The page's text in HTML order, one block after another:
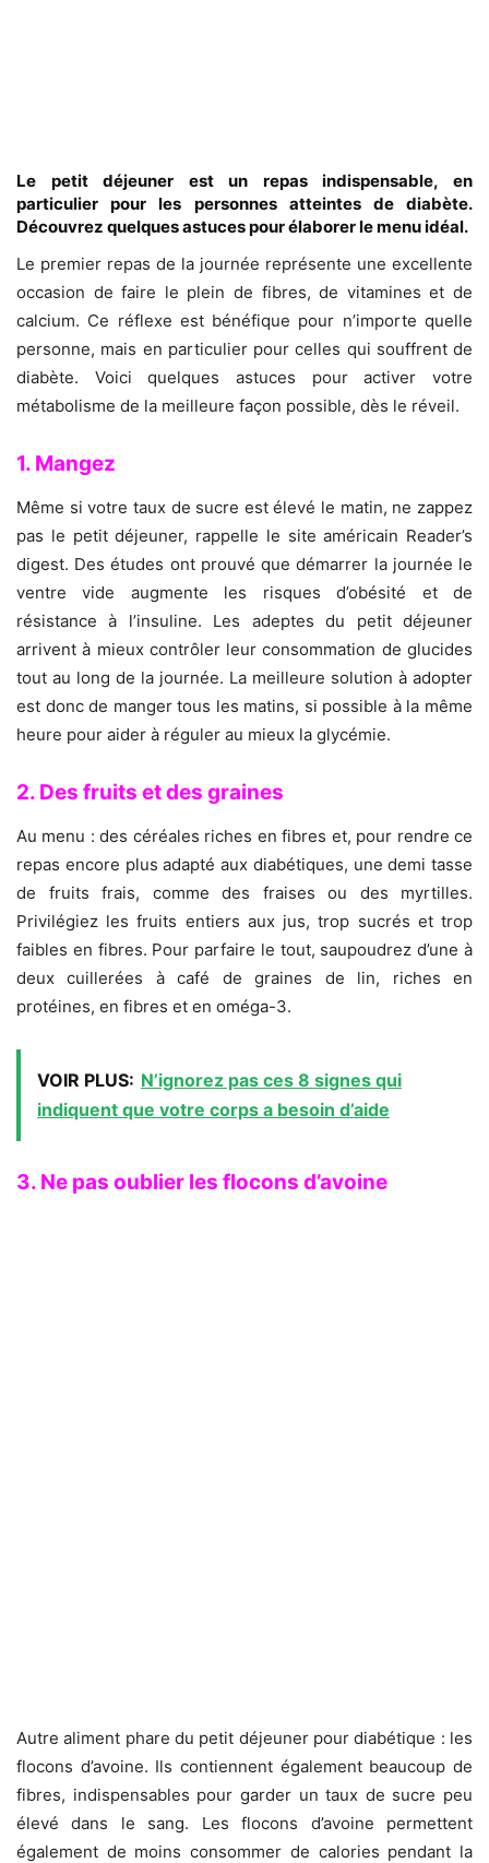
Le petit déjeuner est un repas indispensable, en
particulier pour les personnes atteintes de diabète.
Découvrez quelques astuces pour élaborer le menu idéal.
Le premier repas de la journée représente une excellente
occasion de faire le plein de fibres, de vitamines et de
calcium. Ce réflexe est bénéfique pour n’importe quelle
personne, mais en particulier pour celles qui souffrent de
diabète. Voici quelques astuces pour activer votre
métabolisme de la meilleure façon possible, dès le réveil.
1. Mangez
Même si votre taux de sucre est élevé le matin, ne zappez
pas le petit déjeuner, rappelle le site américain Reader’s
digest. Des études ont prouvé que démarrer la journée le
ventre vide augmente les risques d’obésité et de
résistance à l’insuline. Les adeptes du petit déjeuner
arrivent à mieux contrôler leur consommation de glucides
tout au long de la journée. La meilleure solution à adopter
est donc de manger tous les matins, si possible à la même
heure pour aider à réguler au mieux la glycémie.
2. Des fruits et des graines
Au menu : des céréales riches en fibres et, pour rendre ce
repas encore plus adapté aux diabétiques, une demi tasse
de fruits frais, comme des fraises ou des myrtilles.
Privilégiez les fruits entiers aux jus, trop sucrés et trop
faibles en fibres. Pour parfaire le tout, saupoudrez d’une à
deux cuillerées à café de graines de lin, riches en
protéines, en fibres et en oméga-3.
VOIR PLUS: N’ignorez pas ces 8 signes qui
indiquent que votre corps a besoin d’aide
3. Ne pas oublier les flocons d’avoine
Autre aliment phare du petit déjeuner pour diabétique : les
flocons d’avoine. Ils contiennent également beaucoup de
fibres, indispensables pour garder un taux de sucre peu
élevé dans le sang. Les flocons d’avoine permettent
également de moins consommer de calories pendant la